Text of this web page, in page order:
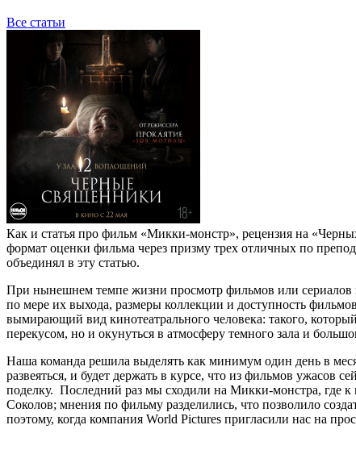
Все статьи
Как и статья про фильм «Микки-монстр», рецензия на
формат оценки фильма через призму трех отличных по
объединял в эту статью.
При нынешнем темпе жизни просмотр фильмов или сериалов
по мере их выхода, размеры коллекции и доступность
вымирающий вид кинотеатрального человека: такого,
перекусом, но и окунуться в атмосферу темного зала и
Наша команда решила выделять как минимум один день в
развеяться, и будет держать в курсе, что из фильмов ужасов
поделку. Последний раз мы сходили на Микки-монстра, где
Соколов; мнения по фильму разделились, что позволило
поэтому, когда компания World Pictures пригласили нас на